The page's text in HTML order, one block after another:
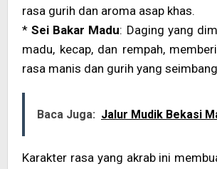
rasa gurih dan aroma asap khas.
*Sei Bakar Madu: Daging yang
madu, kecap, dan rempah,
rasa manis dan gurih yang
Baca Juga: Jalur Mudik Bekasi
Karakter rasa yang akrab ini